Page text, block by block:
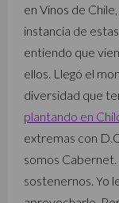
en Vinos de
instancia de
entiendo que
ellos. Llegó el
diversidad que
plantando en
extremas con
somos
sostenernos. Yo